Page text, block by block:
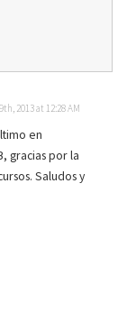
2013 at 12:28 AM
en
gracias por la
Saludos y